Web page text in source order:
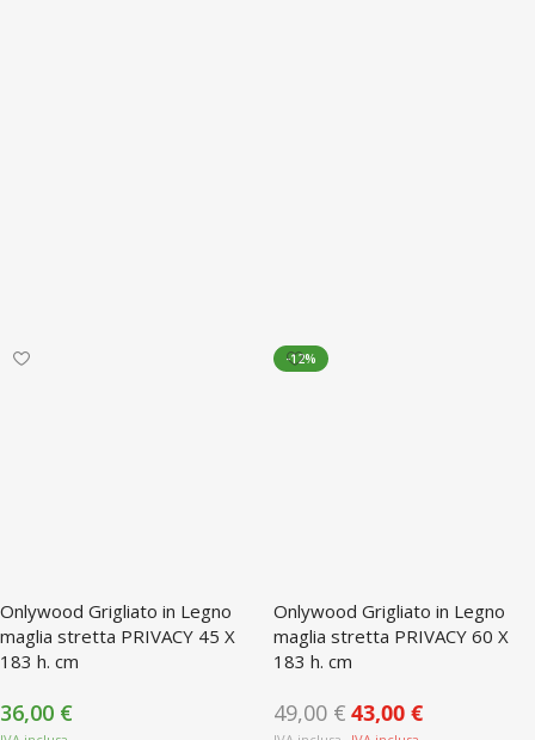
Onlywood Grigliato in Legno
maglia stretta PRIVACY 45 X
183 h. cm
36,00 €
-12%
Onlywood Grigliato in Legno
maglia stretta PRIVACY 60 X
183 h. cm
49,00 € 43,00 €